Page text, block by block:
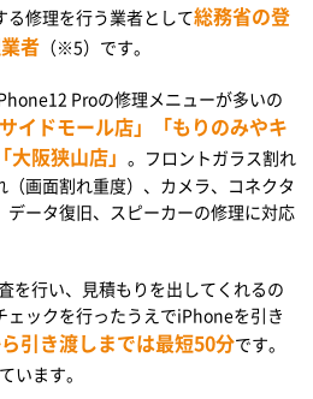
る修理を行う業者として総務省の登
者 （※5）です。
Proの修理メニューが多いの
イドモール店」「もりのみやキ
大阪狭山店」。フロントガラス割れ
（画面割れ重度）、カメラ、コネクタ
データ復旧、スピーカーの修理に対応
を行い、見積もりを出してくれるの
ェックを行ったうえでiPhoneを引き
引き渡しまでは最短50分です。
います。